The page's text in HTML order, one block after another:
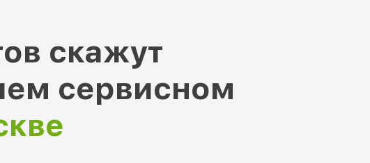
скажут
сервисном